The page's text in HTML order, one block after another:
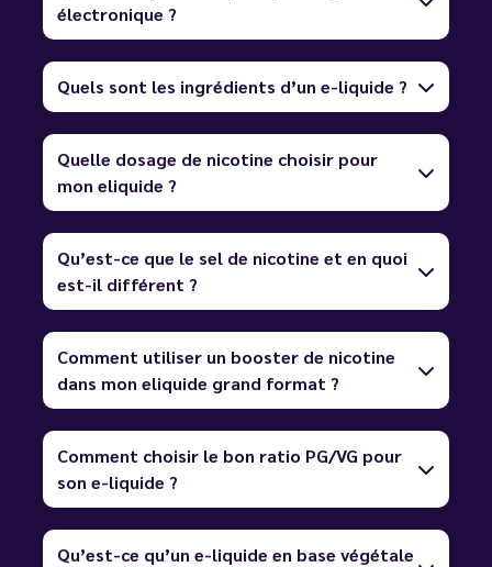
électronique ?
Quels sont les ingrédients d’un e-liquide ?
Quelle dosage de nicotine choisir pour
mon eliquide ?
Qu’est-ce que le sel de nicotine et en quoi
est-il différent ?
Comment utiliser un booster de nicotine
dans mon eliquide grand format ?
Comment choisir le bon ratio PG/VG pour
son e-liquide ?
Qu’est-ce qu’un e-liquide en base végétale